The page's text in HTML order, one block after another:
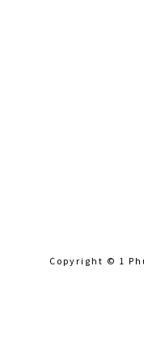
Copyright © 1